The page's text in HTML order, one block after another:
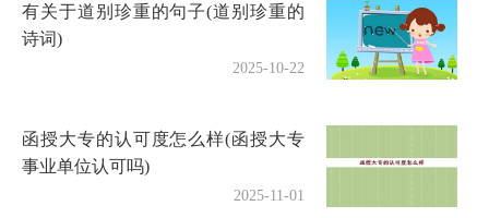
有关于道别珍重的句子(道别珍重的
诗词)
2025-10-22
函授大专的认可度怎么样(函授大专
事业单位认可吗)
2025-11-01